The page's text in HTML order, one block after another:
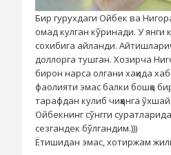
Бир гурухдаги Ойбек ва
омад кулган кўринади. У янги
сохибига айланди.
доллорга тушган. Хозирча
бирон нарса олгани хақида
фаолияти эмас балки бошқа
тарафдан кулиб чиққанга
Ойбекнинг сўнгги
сезгандек бўлгандим.)))
Ётишидан эмас, хотиржам